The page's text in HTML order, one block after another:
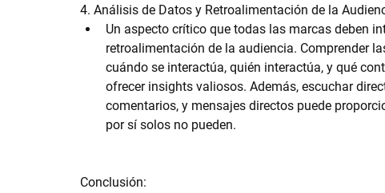
4. Análisis de Datos y Retroalimentación de la
Un aspecto crítico que todas las marcas deben
retroalimentación de la audiencia. Comprender
cuándo se interactúa, quién interactúa, y qué
ofrecer insights valiosos. Además, escuchar
comentarios, y mensajes directos puede
por sí solos no pueden.
Conclusión: